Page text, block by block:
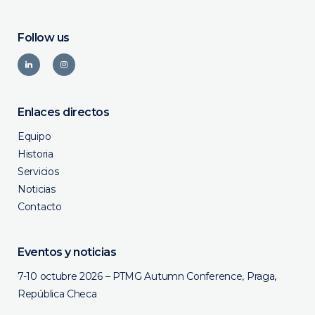
Follow us
Enlaces directos
Equipo
Historia
Servicios
Noticias
Contacto
Eventos y noticias
7-10 octubre 2026 – PTMG Autumn Conference, Praga,
República Checa